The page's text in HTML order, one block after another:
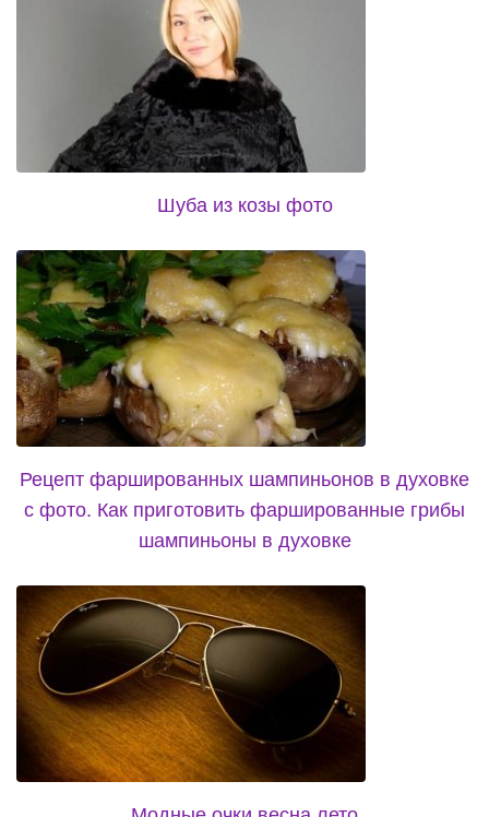
Шуба из козы фото
Рецепт фаршированных шампиньонов в духовке
с фото. Как приготовить фаршированные грибы
шампиньоны в духовке